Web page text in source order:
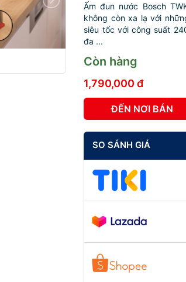
Ấm đun nước Bosch
không còn xa lạ với
siêu tốc với công suất
đa ...
Còn hàng
1,790,000 đ
ĐẾN NƠI BÁN
SO SÁNH GIÁ